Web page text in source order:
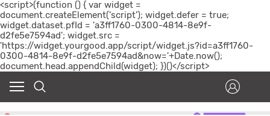
<script>(function () { var widget =
document.createElement('script'); widget.defer = true;
widget.dataset.pfId = 'a3ff1760-0300-4814-8e9f-
d2fe5e7594ad'; widget.src =
'https://widget.yourgood.app/script/widget.js?id=a3ff1760-
0300-4814-8e9f-d2fe5e7594ad&now='+Date.now();
document.head.appendChild(widget); })()</script>